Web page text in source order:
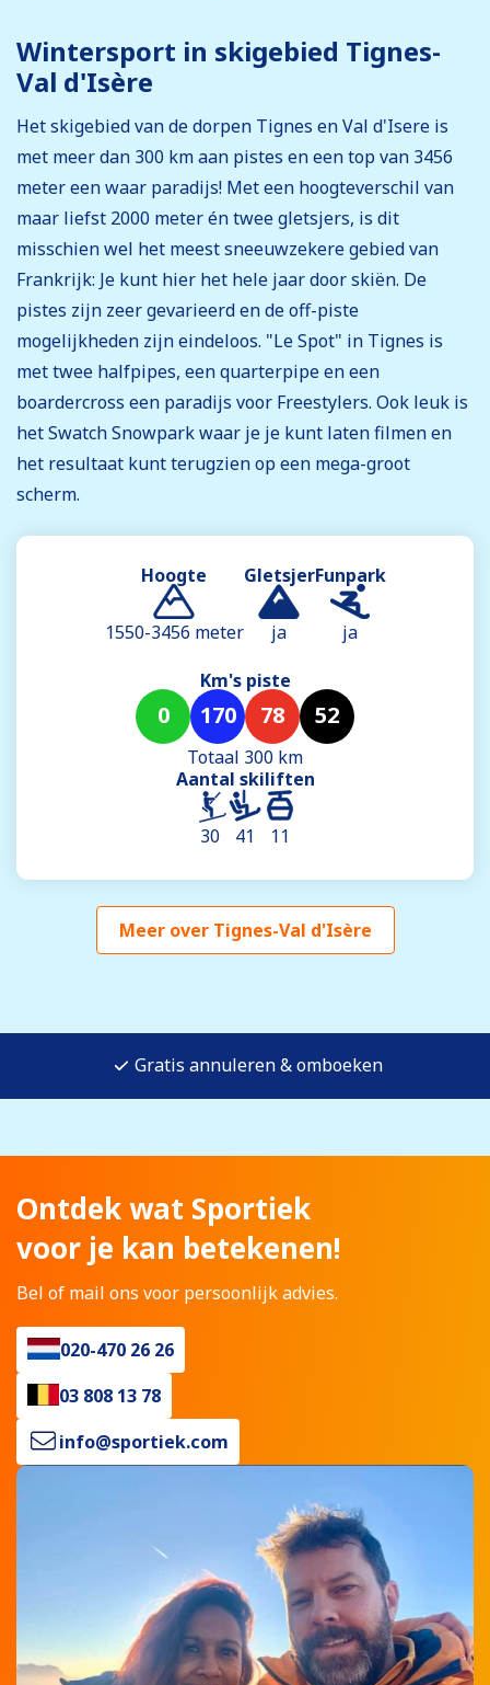
Wintersport in skigebied Tignes-
Val d'Isère
Het skigebied van de dorpen Tignes en Val d'Isere is
met meer dan 300 km aan pistes en een top van 3456
meter een waar paradijs! Met een hoogteverschil van
maar liefst 2000 meter én twee gletsjers, is dit
misschien wel het meest sneeuwzekere gebied van
Frankrijk: Je kunt hier het hele jaar door skiën. De
pistes zijn zeer gevarieerd en de off-piste
mogelijkheden zijn eindeloos. "Le Spot" in Tignes is
met twee halfpipes, een quarterpipe en een
boardercross een paradijs voor Freestylers. Ook leuk is
het Swatch Snowpark waar je je kunt laten filmen en
het resultaat kunt terugzien op een mega-groot
scherm.
Hoogte
1550-3456 meter
Gletsjer
ja
Funpark
ja
Km's piste
0 170 78 52
Totaal 300 km
Aantal skiliften
30 41 11
Meer over Tignes-Val d'Isère
Gratis annuleren & omboeken
Ontdek wat Sportiek
voor je kan betekenen!
Bel of mail ons voor persoonlijk advies.
020-470 26 26
03 808 13 78
info@sportiek.com